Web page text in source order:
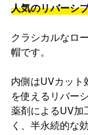
人気のリバーシ
クラシカルなロ
帽です。
内側はUVカット
を使えるリバー
薬剤によるUV加
く、半永続的な